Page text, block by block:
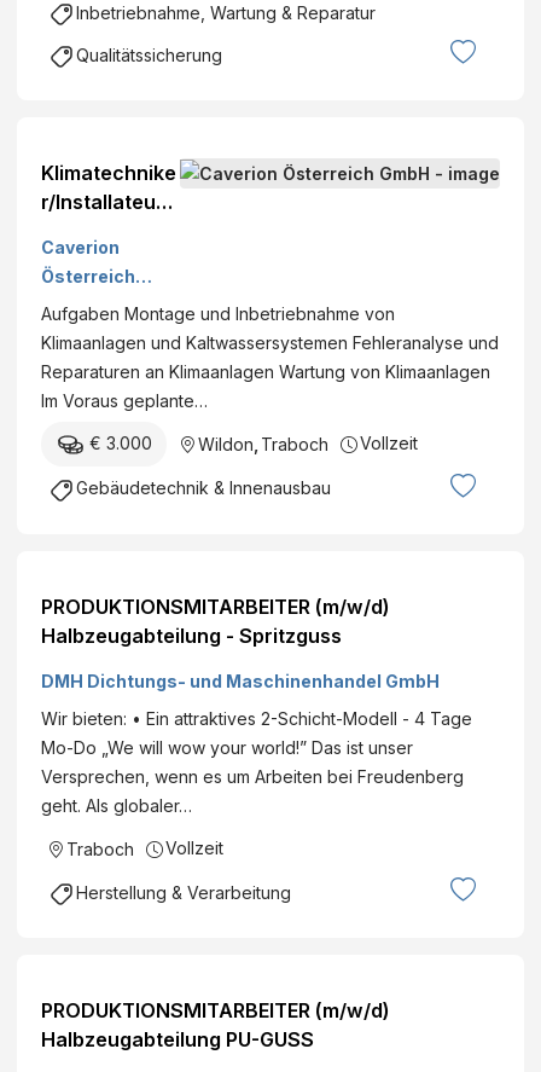
Inbetriebnahme, Wartung & Reparatur
Qualitätssicherung
Klimatechnike
r/Installateure
Caverion
Österreich
GmbH
Aufgaben Montage und Inbetriebnahme von
Klimaanlagen und Kaltwassersystemen Fehleranalyse und
Reparaturen an Klimaanlagen Wartung von Klimaanlagen
Im Voraus geplante…
€ 3.000 Wildon,Traboch Vollzeit
Gebäudetechnik & Innenausbau
PRODUKTIONSMITARBEITER (m/w/d)
Halbzeugabteilung - Spritzguss
DMH Dichtungs- und Maschinenhandel GmbH
Wir bieten: • Ein attraktives 2-Schicht-Modell - 4 Tage
Mo-Do „We will wow your world!” Das ist unser
Versprechen, wenn es um Arbeiten bei Freudenberg
geht. Als globaler…
Traboch Vollzeit
Herstellung & Verarbeitung
PRODUKTIONSMITARBEITER (m/w/d)
Halbzeugabteilung PU-GUSS